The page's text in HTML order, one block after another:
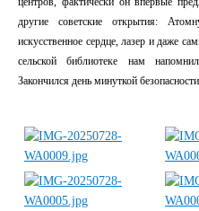
другие советские открытия:
искусственное сердце, лазер и даже
сельской библиотеке нам
Закончился день минуткой